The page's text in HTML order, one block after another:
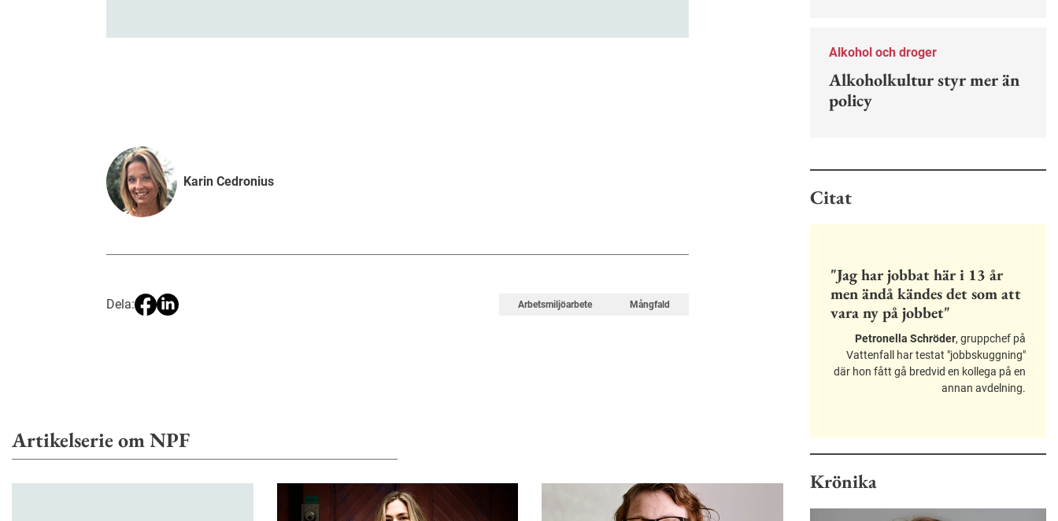
Karin Cedronius
Dela: Arbetsmiljöarbete Mångfald
Artikelserie om NPF
Alkohol och droger
Alkoholkultur styr mer än
policy
Citat
"Jag har jobbat här i 13 år
men ändå kändes det som att
vara ny på jobbet"
Petronella Schröder, gruppchef på
Vattenfall har testat "jobbskuggning"
där hon fått gå bredvid en kollega på en
annan avdelning.
Krönika